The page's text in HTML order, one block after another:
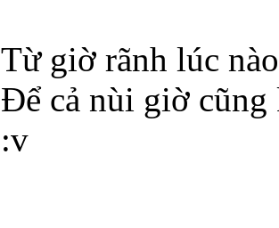
Từ giờ rãnh lúc
Để cả nùi giờ cũng
:v